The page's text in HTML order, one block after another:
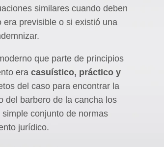
similares cuando deben
previsible o si existió una
que parte de principios
era casuístico, práctico y
del caso para encontrar la
del barbero de la cancha los
conjunto de normas
jurídico.